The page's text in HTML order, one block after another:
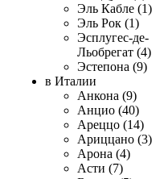
Эль Кабле (1)
Эль Рок (1)
Эсплугес-де-
Льобрегат (4)
Эстепона (9)
в Италии
Анкона (9)
Анцио (40)
Ареццо (14)
Ариццано (3)
Арона (4)
Асти (7)